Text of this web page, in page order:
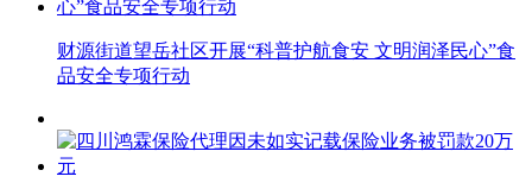
财源街道望岳社区开展“科普护航食安 文明润泽民心”食
品安全专项行动